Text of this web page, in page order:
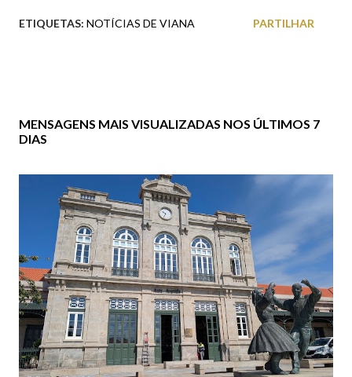
ETIQUETAS: NOTÍCIAS DE VIANA PARTILHAR
MENSAGENS MAIS VISUALIZADAS NOS ÚLTIMOS 7
DIAS